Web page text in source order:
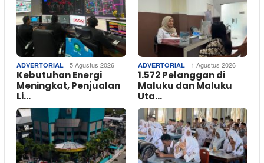
ADVERTORIAL 5 Agustus 2026
Kebutuhan Energi
Meningkat, Penjualan
Li…
ADVERTORIAL 1 Agustus 2026
1.572 Pelanggan di
Maluku dan Maluku
Uta…